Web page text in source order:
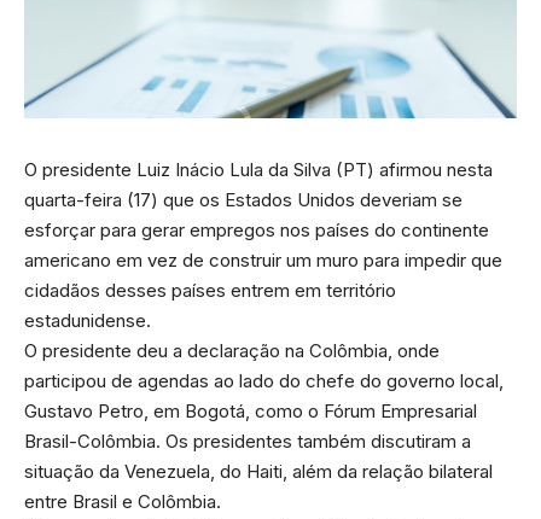
O presidente Luiz Inácio Lula da Silva (PT) afirmou nesta
quarta-feira (17) que os Estados Unidos deveriam se
esforçar para gerar empregos nos países do continente
americano em vez de construir um muro para impedir que
cidadãos desses países entrem em território
estadunidense.
O presidente deu a declaração na Colômbia, onde
participou de agendas ao lado do chefe do governo local,
Gustavo Petro, em Bogotá, como o Fórum Empresarial
Brasil-Colômbia. Os presidentes também discutiram a
situação da Venezuela, do Haiti, além da relação bilateral
entre Brasil e Colômbia.